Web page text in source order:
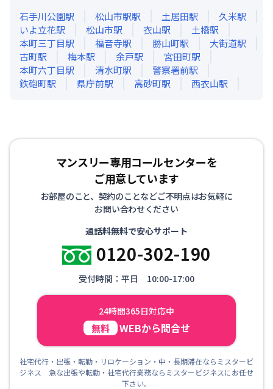
石手川公園駅 松山市駅駅 土居田駅 久米駅
いよ立花駅 松山市駅 衣山駅 土橋駅
本町三丁目駅 福音寺駅 勝山町駅 大街道駅
古町駅 梅本駅 余戸駅 宮田町駅
本町六丁目駅 清水町駅 警察署前駅
鉄砲町駅 県庁前駅 高砂町駅 西衣山駅
マンスリー専用コールセンターを
ご用意しています
お部屋のこと、契約のことなどご不明点はお気軽に
お問い合わせください
通話料無料で安心サポート
0120-302-190
受付時間：平日 10:00-17:00
24時間365日対応中
無料 WEBから問合せ
社宅代行・出張・転勤・リロケーション・中・長期滞在ならミスタービ
ジネス 急な出張や転勤・社宅代行業務ならミスタービジネスにお任せ
下さい。